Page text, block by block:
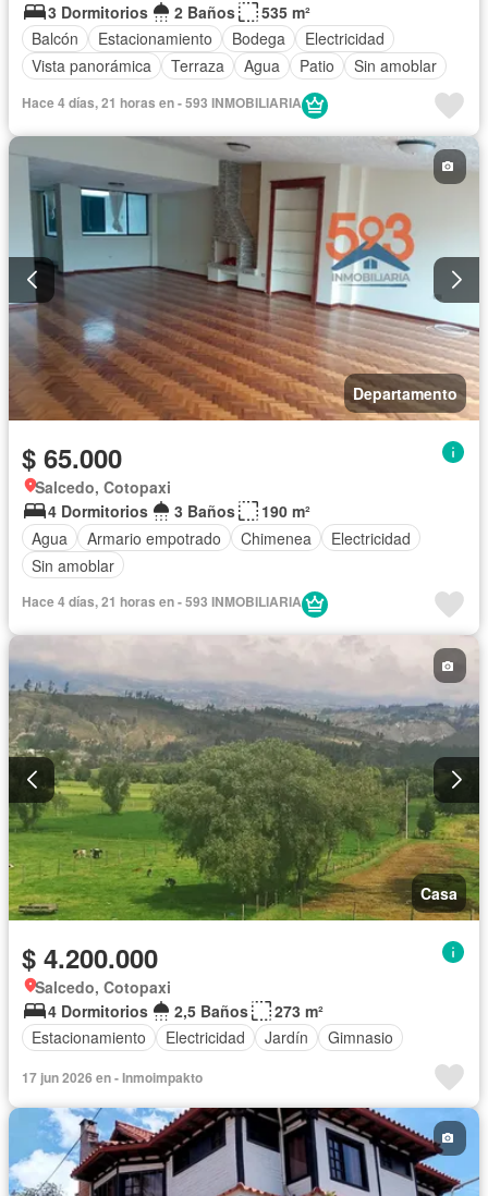
3 Dormitorios
2 Baños
535 m²
Balcón
Estacionamiento Bodega
Electricidad
Vista panorámica
Terraza Agua Patio Sin amoblar
Hace 4 días, 21 horas en - 593 INMOBILIARIA
Departamento
$ 65.000
Salcedo, Cotopaxi
4 Dormitorios
3 Baños
190 m²
Agua
Armario empotrado Chimenea
Electricidad
Sin amoblar
Hace 4 días, 21 horas en - 593 INMOBILIARIA
Casa
$ 4.200.000
Salcedo, Cotopaxi
4 Dormitorios
2,5 Baños
273 m²
Estacionamiento
Electricidad Jardín Gimnasio
17 jun 2026 en - Inmoimpakto